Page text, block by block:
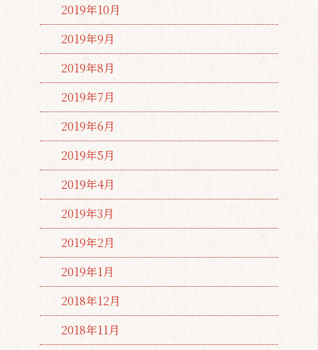
2019年10月
2019年9月
2019年8月
2019年7月
2019年6月
2019年5月
2019年4月
2019年3月
2019年2月
2019年1月
2018年12月
2018年11月